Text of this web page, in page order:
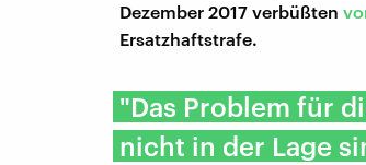
Dezember 2017 verbüßten
Ersatzhaftstrafe.
"Das Problem für
nicht in der Lage